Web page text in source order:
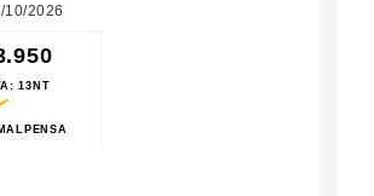
10/2026
: 13NT